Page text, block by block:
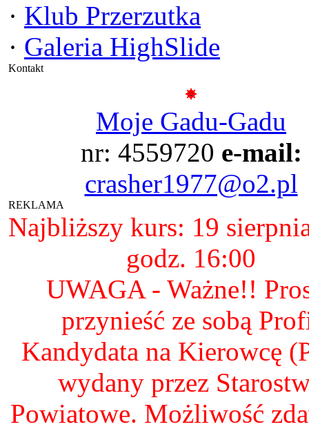
· Klub Przerzutka
· Galeria HighSlide
Kontakt
Moje Gadu-Gadu
nr: 4559720 e-mail:
crasher1977@o2.pl
REKLAMA
Najbliższy kurs: 19
godz. 16:00
UWAGA - Ważne!!
przynieść ze sobą
Kandydata na Kierowcę
wydany przez
Powiatowe. Możliwość